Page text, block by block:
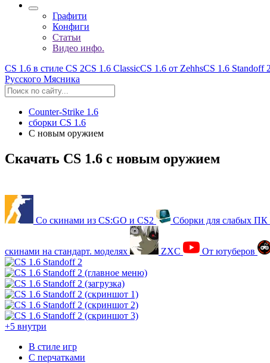
Графити
Конфиги
Статьи
Видео инфо.
CS 1.6 в стиле CS 2CS 1.6 ClassicCS 1.6 от ZehhsCS 1.6 Standoff 2
Русского Мясника
Counter-Strike 1.6
cборки CS 1.6
С новым оружием
Скачать CS 1.6 с новым оружием
Со скинами из CS:GO и CS2 Сборки для слабых ПК
скинами на стандарт. моделях ZXC От ютуберов
+5 внутри
В стиле игр
С перчатками